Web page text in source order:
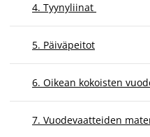
4. Tyynyliinat
5. Päiväpeitot
6. Oikean kokoisten
7. Vuodevaatteiden